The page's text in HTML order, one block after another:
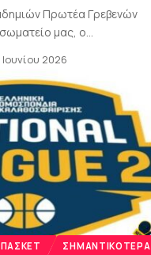
Πρωτέα Γρεβενών
μας, ο…
Ιουνίου 2026
ΣΗΜΑΝΤΙΚΌΤΕΡΑ